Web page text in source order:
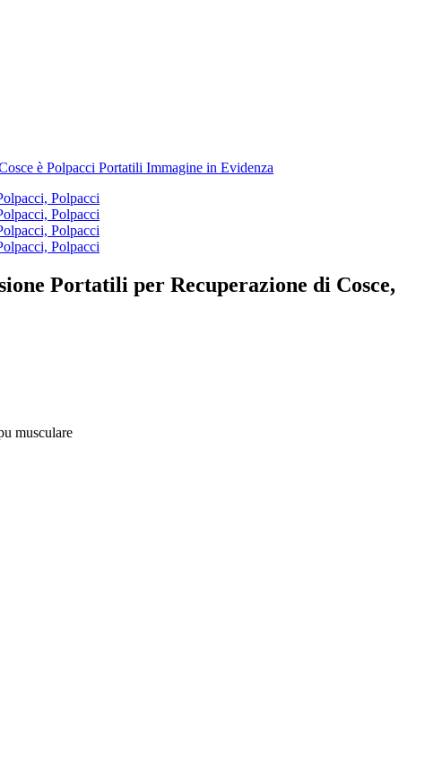
Portatili per Recuperazione di Cosce,
musculare